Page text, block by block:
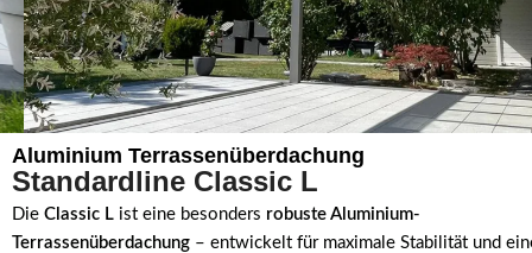
Aluminium Terrassenüberdachung
Standardline Classic L
Die Classic L ist eine besonders robuste Aluminium-
Terrassenüberdachung – entwickelt für maximale Stabilität und